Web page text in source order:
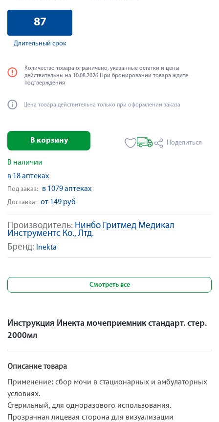
Производитель: Нинбо Гритмед Медикал
Инструментс Ко., Лтд.
Бренд:
Inekta
87
Длительный срок
Количество товара ограничено, указанные остатки и цены
действительны на 10.08.2026 При бронировании товара ждите
подтверждения
Цена товара действительна только при оформлении заказа
В корзину Поделиться
В наличии
в 18 аптеках
Под заказ: в 1079 аптеках
Доставка: от 149 руб
Смотреть все
Инструкция Инекта мочеприемник стандарт. стер.
2000мл
Описание товара
Применение: сбор мочи в стационарных и амбулаторных
условиях.
Стерильный, для одноразового использования.
Прозрачная лицевая сторона для визуализации